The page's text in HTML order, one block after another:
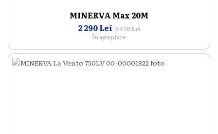
MINERVA Max 20M
2 290 Lei 2 450 Lei
În așteptare